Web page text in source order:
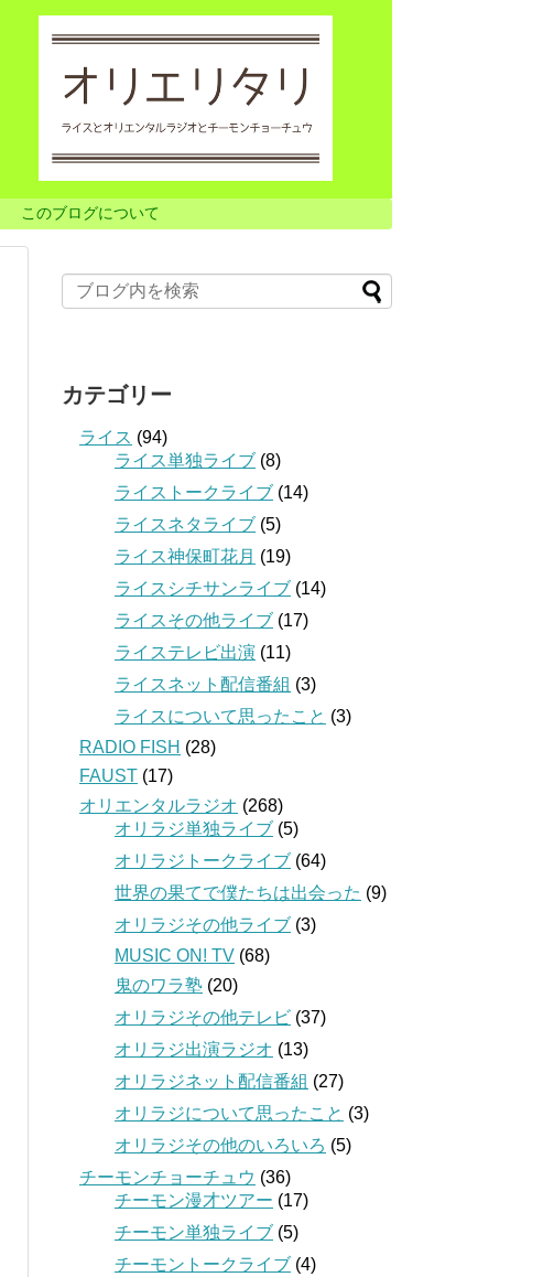
このブログについて
カテゴリー
ライス (94)
ライス単独ライブ (8)
ライストークライブ (14)
ライスネタライブ (5)
ライス神保町花月 (19)
ライスシチサンライブ (14)
ライスその他ライブ (17)
ライステレビ出演 (11)
ライスネット配信番組 (3)
ライスについて思ったこと (3)
RADIO FISH (28)
FAUST (17)
オリエンタルラジオ (268)
オリラジ単独ライブ (5)
オリラジトークライブ (64)
世界の果てで僕たちは出会った (9)
オリラジその他ライブ (3)
MUSIC ON! TV (68)
鬼のワラ塾 (20)
オリラジその他テレビ (37)
オリラジ出演ラジオ (13)
オリラジネット配信番組 (27)
オリラジについて思ったこと (3)
オリラジその他のいろいろ (5)
チーモンチョーチュウ (36)
チーモン漫才ツアー (17)
チーモン単独ライブ (5)
チーモントークライブ (4)